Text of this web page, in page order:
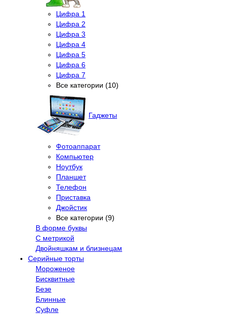
Цифра 1
Цифра 2
Цифра 3
Цифра 4
Цифра 5
Цифра 6
Цифра 7
Все категории (10)
Гаджеты
Фотоаппарат
Компьютер
Ноутбук
Планшет
Телефон
Приставка
Джойстик
Все категории (9)
В форме буквы
С метрикой
Двойняшкам и близнецам
Серийные торты
Мороженое
Бисквитные
Безе
Блинные
Суфле